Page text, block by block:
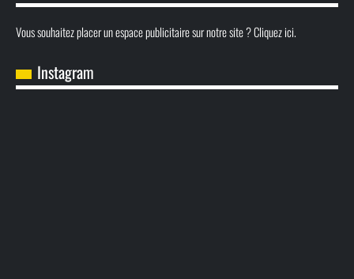
Vous souhaitez placer un espace publicitaire sur notre site ? Cliquez ici.
Instagram